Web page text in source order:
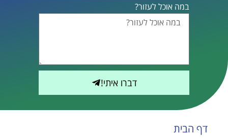
במה אוכל לעזור?
דברו איתי!
דף הבית